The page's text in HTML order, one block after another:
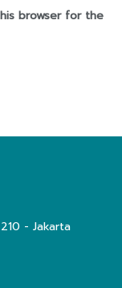
browser for the
- Jakarta